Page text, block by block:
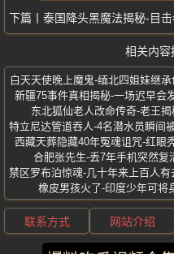
泰国降头黑魔法揭秘-目击
相关内容
白天天使晚上魔鬼-缅北四姐妹继
新疆75事件真相揭秘-一场迟早会
东北狐仙老人改命传奇-老王
西藏天葬隐藏40年冤魂诅咒-红眼
合肥张先生-丢7年手机突然复
橡皮男孩火了-印度少年可将
联系方式 网站介绍